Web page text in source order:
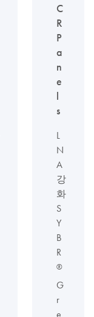
C
R
P
a
n
e
l
s
L
N
A
강
화
S
Y
B
R
®
G
r
e